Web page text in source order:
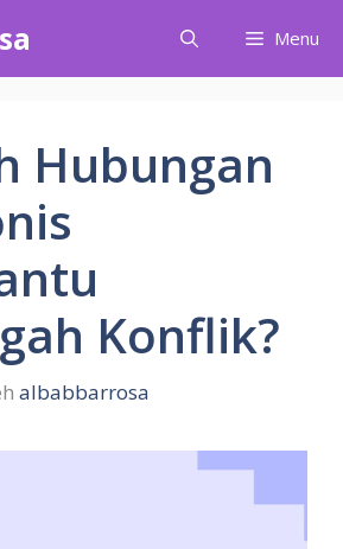
Menu
Hubungan
Konflik?
albabbarrosa